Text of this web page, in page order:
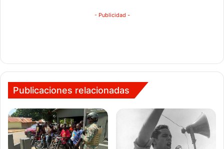
- Publicidad -
Publicaciones relacionadas